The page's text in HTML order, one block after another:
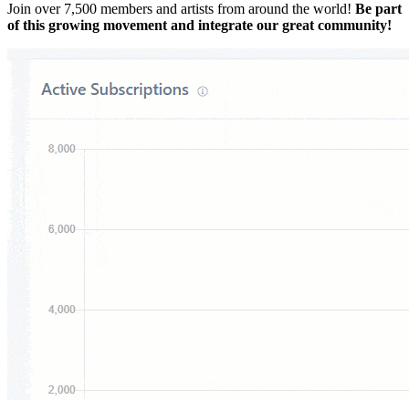
Join over 7,500 members and artists from around the world! Be part
of this growing movement and integrate our great community!